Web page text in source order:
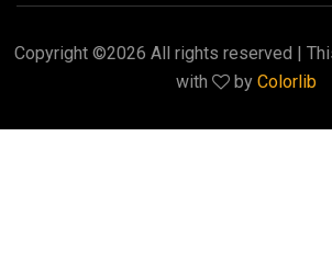
Copyright ©2026 All rights reserved |
with
by Colorlib